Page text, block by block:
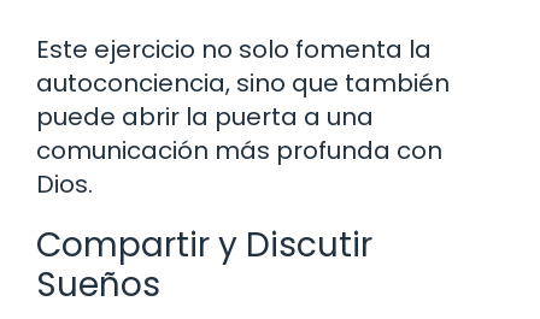
Este ejercicio no solo fomenta la
autoconciencia, sino que también
puede abrir la puerta a una
comunicación más profunda con
Dios.
Compartir y Discutir
Sueños